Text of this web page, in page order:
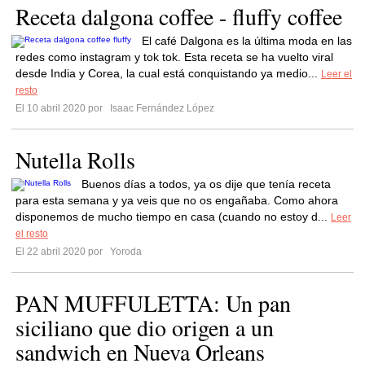
Receta dalgona coffee - fluffy coffee
El café Dalgona es la última moda en las
redes como instagram y tok tok. Esta receta se ha vuelto viral
desde India y Corea, la cual está conquistando ya medio...
Leer el
resto
El 10 abril 2020 por
Isaac Fernández López
Nutella Rolls
Buenos días a todos, ya os dije que tenía receta
para esta semana y ya veis que no os engañaba. Como ahora
disponemos de mucho tiempo en casa (cuando no estoy d...
Leer
el resto
El 22 abril 2020 por
Yoroda
PAN MUFFULETTA: Un pan
siciliano que dio origen a un
sandwich en Nueva Orleans